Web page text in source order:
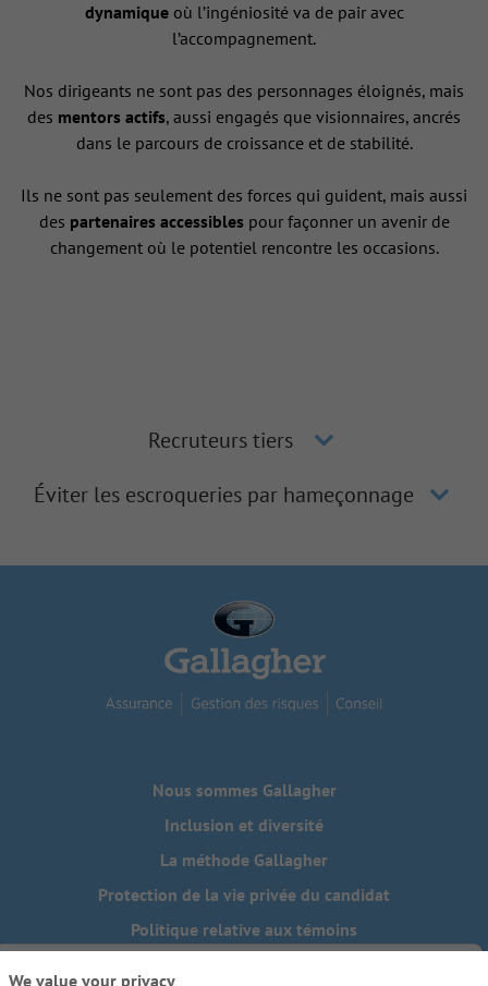
dynamique où l’ingéniosité va de pair avec
l’accompagnement.
Nos dirigeants ne sont pas des personnages éloignés, mais
des mentors actifs, aussi engagés que visionnaires, ancrés
dans le parcours de croissance et de stabilité.
Ils ne sont pas seulement des forces qui guident, mais aussi
des partenaires accessiblespour façonner un avenir de
changement où le potentiel rencontre les occasions.
Recruteurs tiers
Éviter les escroqueries par hameçonnage
Nous sommes Gallagher
Inclusion et diversité
La méthode Gallagher
Protection de la vie privée du candidat
Politique relative aux témoins
We value your privacy